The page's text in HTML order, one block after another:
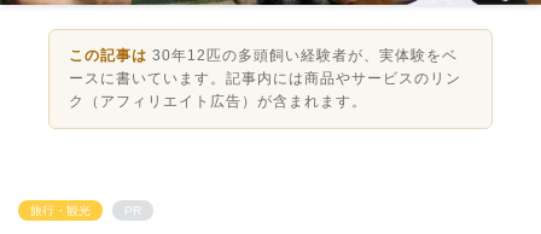
この記事は 30年12匹の多頭飼い経験者が、実体験をベ
ースに書いています。記事内には商品やサービスのリン
ク（アフィリエイト広告）が含まれます。
旅行・観光 PR